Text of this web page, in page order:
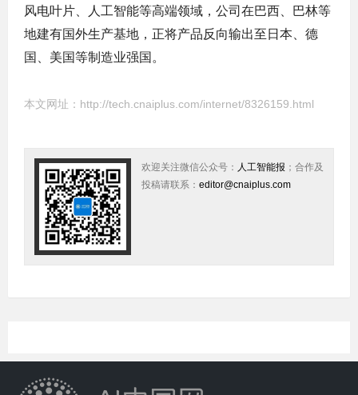
风电叶片、人工智能等高端领域，公司在巴西、巴林等
地建有国外生产基地，正将产品反向输出至日本、德
国、美国等制造业强国。
本文网址： http://tech.cnaiplus.com/internet/8326159.html
欢迎关注微信公众号： 人工智能报 ；合作及
投稿请联系： editor@cnaiplus.com